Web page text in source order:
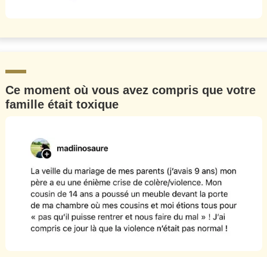
Ce moment où vous avez compris que votre
famille était toxique